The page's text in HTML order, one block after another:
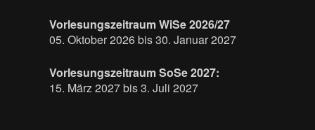
Vorlesungszeitraum WiSe 2026/27
05. Oktober 2026 bis 30. Januar 2027
Vorlesungszeitraum SoSe 2027:
15. März 2027 bis 3. Juli 2027